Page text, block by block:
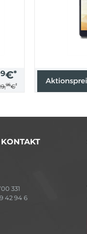
€*
95€*
331
42 94 6